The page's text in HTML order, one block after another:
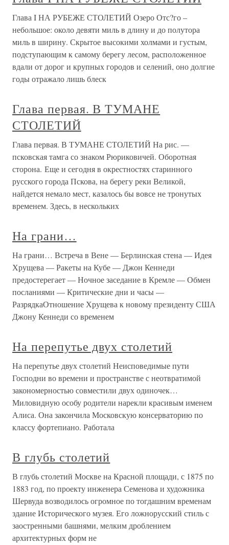
Глава I НА РУБЕЖЕ СТОЛЕТИЙ Озеро Отс?го –
небольшое: около девяти миль в длину и до полутора
миль в ширину. Скрытое высокими холмами и густым,
подступающим к самому берегу лесом, расположенное
вдали от дорог и крупных городов и селений, оно долгие
годы отражало лишь блеск
Глава первая. В ТУМАНЕ
СТОЛЕТИЙ
Глава первая. В ТУМАНЕ СТОЛЕТИЙ На рис. —
псковская тамга со знаком Рюриковичей. Оборотная
сторона. Еще и сегодня в окрестностях старинного
русского города Пскова, на берегу реки Великой,
найдется немало мест, казалось бы вовсе не тронутых
временем. Здесь, в нескольких
На грани…
На грани… Встреча в Вене — Берлинская стена — Идея
Хрущева — Ракеты на Кубе — Джон Кеннеди
предостерегает — Ночное заседание в Кремле — Обмен
посланиями — Критические дни и часы —
РазрядкаОтношение Хрущева к новому президенту США
Джону Кеннеди со временем
На перепутье двух столетий
На перепутье двух столетий Неисповедимые пути
Господни во времени и пространстве с неотвратимой
закономерностью совместили двух одиночек…
Миловидную особу родители нарекли красивым именем
Алиса. Она закончила Московскую консерваторию по
классу фортепиано. Работала
В глубь столетий
В глубь столетий Москве на Красной площади, с 1875 по
1883 год, по проекту инженера Семенова и художника
Шервуда возводилось огромное по тогдашним временам
здание Исторического музея. Его ложнорусский стиль с
заостренными башнями, мелким дроблением
архитектурных форм не